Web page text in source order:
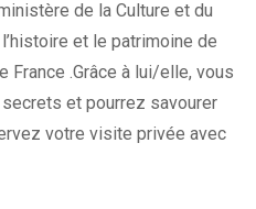
de la Culture et du
et le patrimoine de
France .Grâce à lui/elle, vous
et pourrez savourer
votre visite privée avec